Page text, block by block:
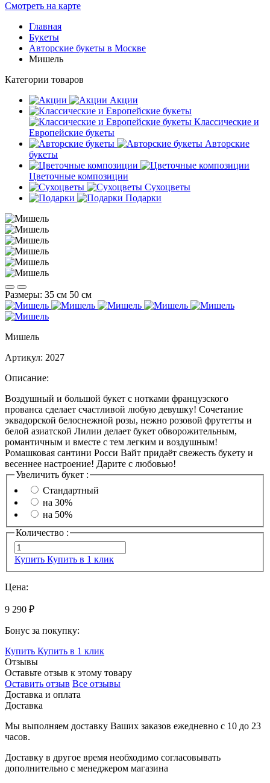
Смотреть на карте
Главная
Букеты
Авторские букеты в Москве
Мишель
Категории товаров
Акции
Классические и
Европейские букеты
Авторские
букеты
Цветочные композиции
Сухоцветы
Подарки
Размеры: 35 см 50 см
Мишель
Артикул: 2027
Описание:
Воздушный и большой букет с нотками французского
прованса сделает счастливой любую девушку! Сочетание
эквадорской белоснежной розы, нежно розовой фрутетты и
белой азиатской Лилии делает букет обворожительным,
романтичным и вместе с тем легким и воздушным!
Ромашковая сантини Росси Вайт придаёт свежесть букету и
весеннее настроение! Дарите с любовью!
Увеличить букет :
Стандартный
на 30%
на 50%
Количество :
Купить Купить в 1 клик
Цена:
9 290 ₽
Бонус за покупку:
Купить Купить в 1 клик
Отзывы
Оставьте отзыв к этому товару
Оставить отзыв Все отзывы
Доставка и оплата
Доставка
Мы выполняем доставку Ваших заказов ежедневно с 10 до 23
часов.
Доставку в другое время необходимо согласовывать
дополнительно с менеджером магазина